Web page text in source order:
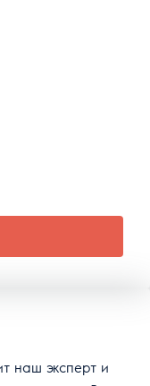
наш эксперт и